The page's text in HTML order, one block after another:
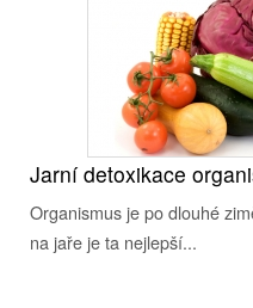
Jarní detoxikace
Organismus je po dlouhé
na jaře je ta nejlepší...